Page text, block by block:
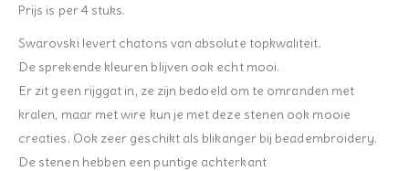
Prijs is per 4 stuks.
Swarovski levert chatons van absolute topkwaliteit.
De sprekende kleuren blijven ook echt mooi.
Er zit geen rijggat in, ze zijn bedoeld om te omranden met
kralen, maar met wire kun je met deze stenen ook mooie
creaties. Ook zeer geschikt als blikanger bij beadembroidery.
De stenen hebben een puntige achterkant